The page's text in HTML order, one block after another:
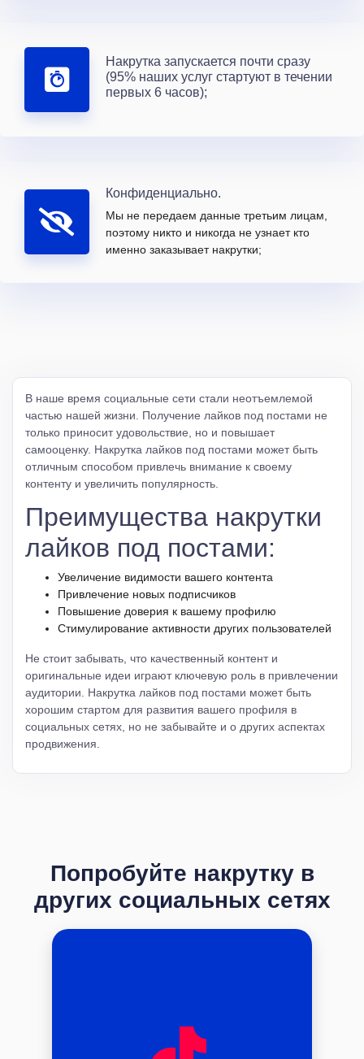
Накрутка запускается почти сразу
(95% наших услуг стартуют в течении
первых 6 часов);
Конфиденциально.
Мы не передаем данные третьим лицам,
поэтому никто и никогда не узнает кто
именно заказывает накрутки;
В наше время социальные сети стали неотъемлемой
частью нашей жизни. Получение лайков под постами не
только приносит удовольствие, но и повышает
самооценку. Накрутка лайков под постами может быть
отличным способом привлечь внимание к своему
контенту и увеличить популярность.
Преимущества накрутки
лайков под постами:
Увеличение видимости вашего контента
Привлечение новых подписчиков
Повышение доверия к вашему профилю
Стимулирование активности других пользователей
Не стоит забывать, что качественный контент и
оригинальные идеи играют ключевую роль в привлечении
аудитории. Накрутка лайков под постами может быть
хорошим стартом для развития вашего профиля в
социальных сетях, но не забывайте и о других аспектах
продвижения.
Попробуйте накрутку в
других социальных сетях